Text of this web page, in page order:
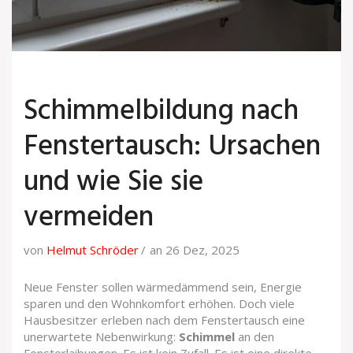
Schimmelbildung nach
Fenstertausch: Ursachen
und wie Sie sie
vermeiden
von Helmut Schröder an 26 Dez, 2025
Neue Fenster sollen wärmedämmend sein, Energie
sparen und den Wohnkomfort erhöhen. Doch viele
Hausbesitzer erleben nach dem Fenstertausch eine
unerwartete Nebenwirkung: Schimmel an den